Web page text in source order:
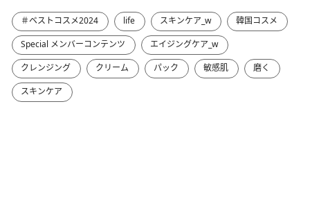
＃ベストコスメ2024 life スキンケア_w
韓国コスメ
Special メンバーコンテンツ
エイジングケア_w
クレンジング
クリーム パック 敏感肌
磨く
スキンケア